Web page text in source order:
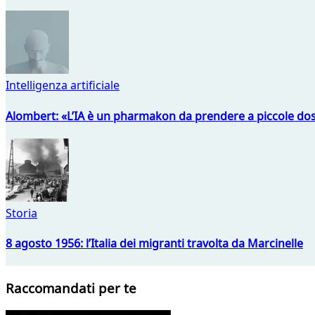
Intelligenza artificiale
Alombert: «L’IA è un pharmakon da prendere a piccole
Storia
8 agosto 1956: l’Italia dei migranti travolta da Marcinelle
Raccomandati per te